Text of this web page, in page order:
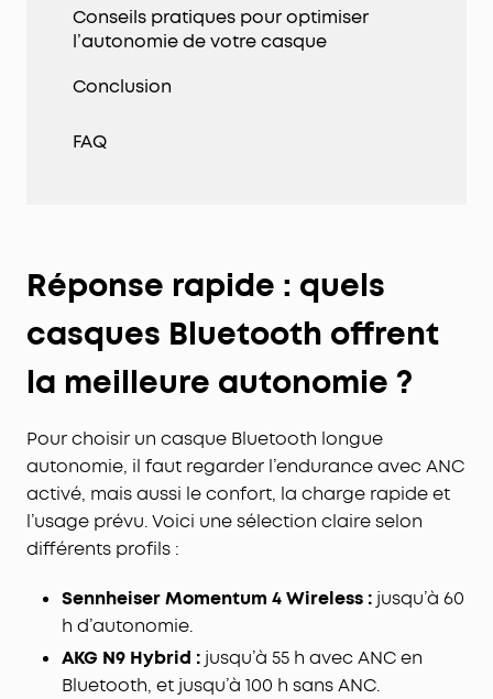
Conseils pratiques pour optimiser
l’autonomie de votre casque
Conclusion
FAQ
Réponse rapide : quels
casques Bluetooth offrent
la meilleure autonomie ?
Pour choisir un casque Bluetooth longue
autonomie, il faut regarder l’endurance avec ANC
activé, mais aussi le confort, la charge rapide et
l’usage prévu. Voici une sélection claire selon
différents profils :
Sennheiser Momentum 4 Wireless : jusqu’à 60
h d’autonomie.
AKG N9 Hybrid : jusqu’à 55 h avec ANC en
Bluetooth, et jusqu’à 100 h sans ANC.